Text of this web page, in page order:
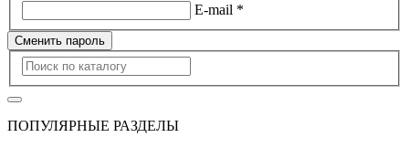
E-mail *
Сменить пароль
ПОПУЛЯРНЫЕ РАЗДЕЛЫ